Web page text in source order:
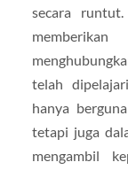
secara
telah
hanya
tetapi juga
mengambil